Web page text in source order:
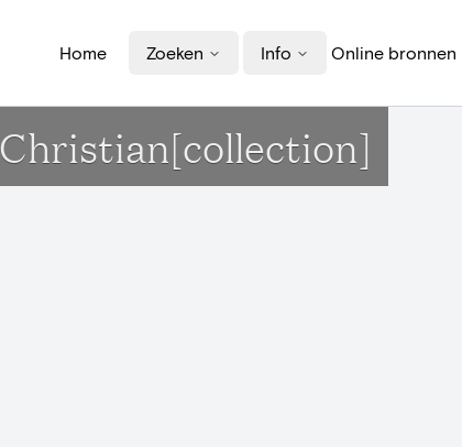
Home Zoeken Info Online bronnen